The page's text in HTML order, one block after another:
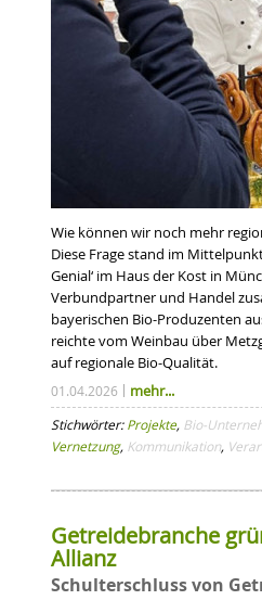
Wie können wir noch mehr
Diese Frage stand im
Genial‘ im Haus der Kost in
Verbundpartner und Handel
bayerischen Bio-Produzenten
reichte vom Weinbau über
auf regionale Bio-Qualität.
01.04.2026 mehr...
Stichwörter:Projekte, Bio-
Vernetzung, Kommunikation,
Getreidebranche
Allianz
Schulterschluss von